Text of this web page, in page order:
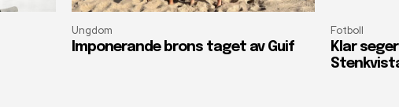
Ungdom
Imponerande brons taget av Guif
Fotboll
Klar